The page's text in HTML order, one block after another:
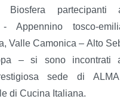
Biosfera partecipanti
- Appennino tosco-
Valle Camonica – Alto
– si sono incontrati
sede di
di Cucina Italiana.